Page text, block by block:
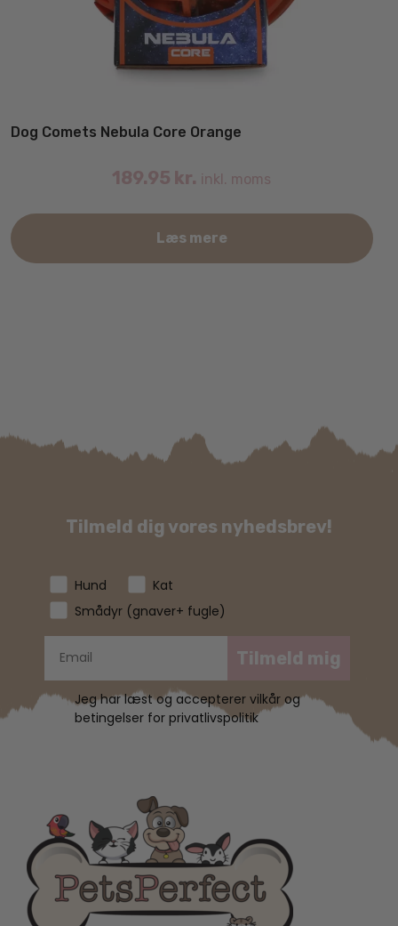
Dog Comets Nebula Core Orange
189.95 kr. inkl. moms
Læs mere
Tilmeld dig vores nyhedsbrev!
Hund
Kat
Smådyr (gnaver+ fugle)
Tilmeld mig
Jeg har læst og accepterer vilkår og
betingelser for privatlivspolitik